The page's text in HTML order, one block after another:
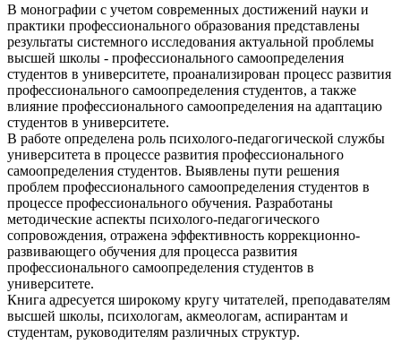
В монографии с учетом современных достижений науки и
практики профессионального образования представлены
результаты системного исследования актуальной проблемы
высшей школы - профессионального самоопределения
студентов в университете, проанализирован процесс развития
профессионального самоопределения студентов, а также
влияние профессионального самоопределения на адаптацию
студентов в университете.
В работе определена роль психолого-педагогической службы
университета в процессе развития профессионального
самоопределения студентов. Выявлены пути решения
проблем профессионального самоопределения студентов в
процессе профессионального обучения. Разработаны
методические аспекты психолого-педагогического
сопровождения, отражена эффективность коррекционно-
развивающего обучения для процесса развития
профессионального самоопределения студентов в
университете.
Книга адресуется широкому кругу читателей, преподавателям
высшей школы, психологам, акмеологам, аспирантам и
студентам, руководителям различных структур.